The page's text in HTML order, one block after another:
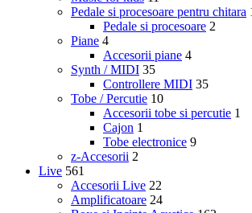
Pedale si procesoare pentru chitara
Pedale si procesoare 2
Piane 4
Accesorii piane 4
Synth / MIDI 35
Controllere MIDI 35
Tobe / Percutie 10
Accesorii tobe si percutie 1
Cajon 1
Tobe electronice 9
z-Accesorii 2
Live 561
Accesorii Live 22
Amplificatoare 24